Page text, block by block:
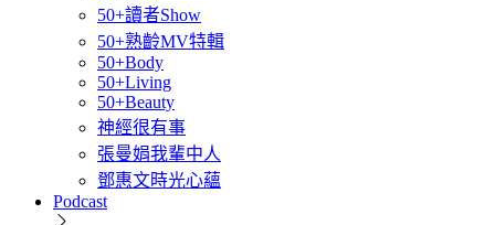
50+讀者Show
50+熟齡MV特輯
50+Body
50+Living
50+Beauty
神經很有事
張曼娟我輩中人
鄧惠文時光心蘊
Podcast